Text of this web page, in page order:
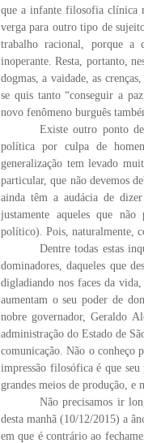
que a infante filosofia clínica
verga para outro tipo de
trabalho racional, porque a
inoperante. Resta, portanto,
dogmas, a vaidade, as crenç
se quis tanto“conseguir a
novo fenômeno burguês
Existe outro ponto
política por culpa de
generalização tem levado
particular, que não devemos
ainda têm a audácia de
justamente aqueles que não
político). Pois, naturalmente,
Dentre todas estas
dominadores, daqueles que
digladiando nos faces da
aumentam o seu poder de
nobre governador, Geraldo
administração do Estado de Sã
comunicação. Não o conheço
impressão filosóficaé que
grandes meios de produção, e
Não precisamos ir
desta manhã (10/12/2015) aâ
em que écontrário ao